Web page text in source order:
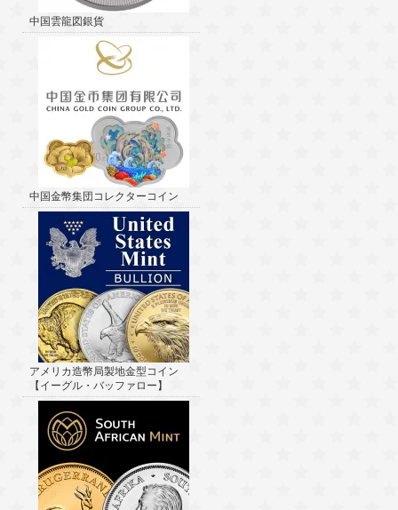
中国雲龍図銀貨
中国金幣集団コレクターコイン
アメリカ造幣局製地金型コイン
【イーグル・バッファロー】